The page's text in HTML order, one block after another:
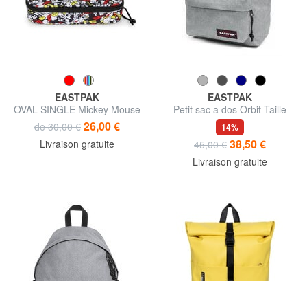
EASTPAK
OVAL SINGLE Mickey Mouse
Trousse
de 30,00 € 26,00 €
Livraison gratuite
EASTPAK
Petit sac a dos Orbit Taille
petite
14%
45,00 € 38,50 €
Livraison gratuite